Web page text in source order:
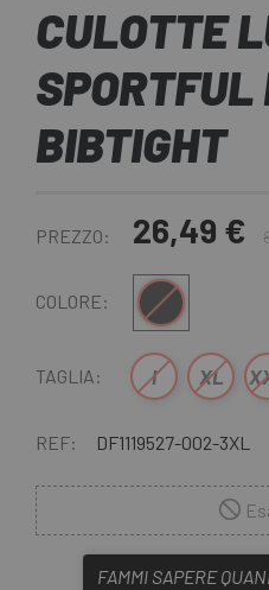
CULOTTE
SPORTFUL
BIBTIGHT
PREZZO: 26,49 €
COLORE: Nero
TAGLIA: l XL
REF: DF1119527-002-3XL
FAMMI SAPERE